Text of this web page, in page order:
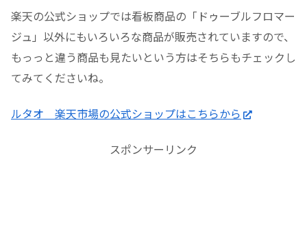
楽天の公式ショップでは看板商品の「ドゥーブルフロマー
ジュ」以外にもいろいろな商品が販売されていますので、
もっっと違う商品も見たいという方はそちらもチェックし
てみてくださいね。
ルタオ 楽天市場の公式ショップはこちらから
スポンサーリンク